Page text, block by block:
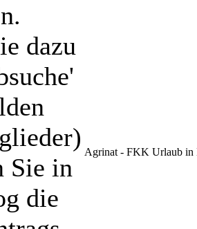
dazu
Sie in
die
Agrinat - FKK Urlaub in